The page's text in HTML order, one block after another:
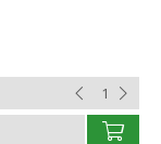
baktérium